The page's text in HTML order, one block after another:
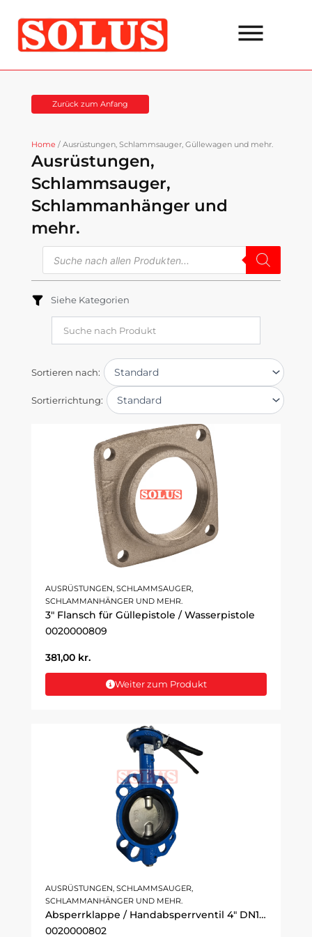
Inhalt
springen
Zurück zum Anfang
Home / Ausrüstungen, Schlammsauger, Güllewagen und mehr.
Ausrüstungen,
Schlammsauger,
Schlammanhänger und
mehr.
nach
Produkten
Siehe Kategorien
Sortieren nach:
Sortierrichtung:
AUSRÜSTUNGEN, SCHLAMMSAUGER,
SCHLAMMANHÄNGER UND MEHR.
3" Flansch für Güllepistole / Wasserpistole
0020000809
381,00 kr.
Weiter zum Produkt
AUSRÜSTUNGEN, SCHLAMMSAUGER,
SCHLAMMANHÄNGER UND MEHR.
Absperrklappe / Handabsperrventil 4" DN100
0020000802